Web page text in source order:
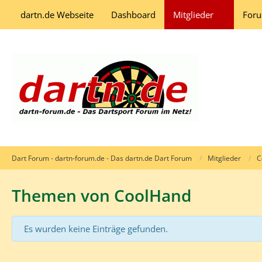
dartn.de Webseite Dashboard Mitglieder
Dart Forum - dartn-forum.de - Das dartn.de Dart Forum Mitglieder
Themen von CoolHand
Es wurden keine Einträge gefunden.